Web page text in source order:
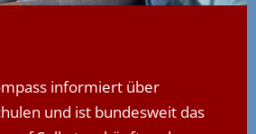
informiert über
und ist bundesweit das